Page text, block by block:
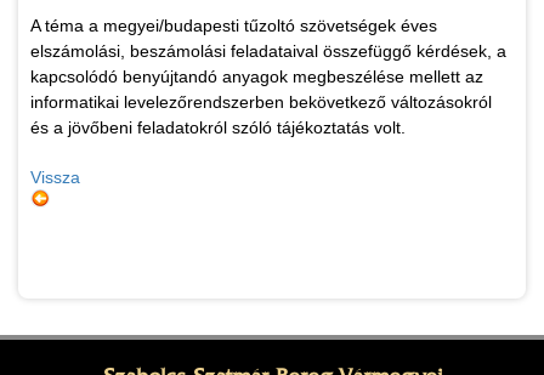
A téma a megyei/budapesti tűzoltó szövetségek éves
elszámolási, beszámolási feladataival összefüggő kérdések, a
kapcsolódó benyújtandó anyagok megbeszélése mellett az
informatikai levelezőrendszerben bekövetkező változásokról
és a jövőbeni feladatokról szóló tájékoztatás volt.
Vissza